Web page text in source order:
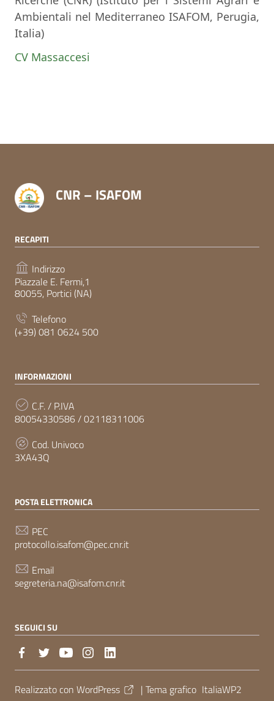
Ambientali nel Mediterraneo ISAFOM, Perugia,
Italia)
CV Massaccesi
CNR – ISAFOM
RECAPITI
Indirizzo
Piazzale E. Fermi,1
80055, Portici (NA)
Telefono
(+39) 081 0624 500
INFORMAZIONI
C.F. / P.IVA
80054330586 / 02118311006
Cod. Univoco
3XA43Q
POSTA ELETTRONICA
PEC
protocollo.isafom@pec.cnr.it
Email
segreteria.na@isafom.cnr.it
SEGUICI SU
Sezione Link Utili
Realizzato con WordPress | Tema grafico ItaliaWP2